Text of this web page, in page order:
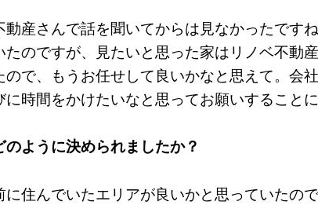
動産さんで話を聞いてからは見なかったです
たのですが、見たいと思った家はリノベ不動
ので、もうお任せして良いかなと思えて。会
に時間をかけたいなと思ってお願いすることに
のように決められましたか？
に住んでいたエリアが良いかと思っていたの